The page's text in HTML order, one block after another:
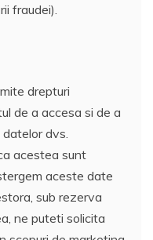
fraudei).
drepturi
de a accesa si de a
dvs.
acestea sunt
aceste date
sub rezerva
ne puteti solicita